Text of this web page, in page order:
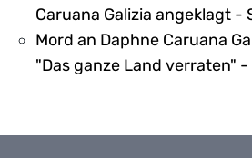
Caruana Galizia angeklagt -
Mord an Daphne Caruana
"Das ganze Land verraten" -